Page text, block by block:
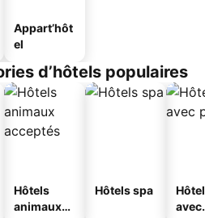
Appart’hôt
el
d’hôtels populaires
Hôtels
animaux
Hôtels spa
avec